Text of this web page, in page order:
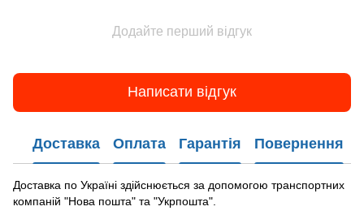
Додайте перший відгук
Написати відгук
Доставка Оплата Гарантія Повернення
Доставка по Україні здійснюється за допомогою транспортних
компаній "Нова пошта" та "Укрпошта".